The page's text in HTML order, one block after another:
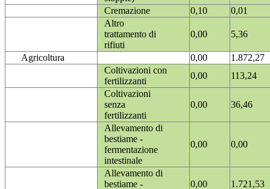
Cremazione 0,10
0,01
Altro
trattamento di
rifiuti
0,00 5,36
Agricoltura 0,00
1.872,27
Coltivazioni con
fertilizzanti
0,00
113,24
Coltivazioni
senza
fertilizzanti
0,00 36,46
Allevamento di
bestiame -
fermentazione
intestinale
0,00 0,00
Allevamento di
bestiame -
0,00 1.721,53